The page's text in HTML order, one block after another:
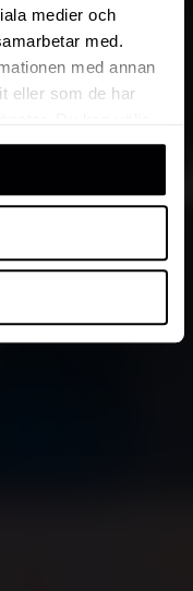
medier och
med.
med annan
eller som de har
och justera vilka
dem och hur